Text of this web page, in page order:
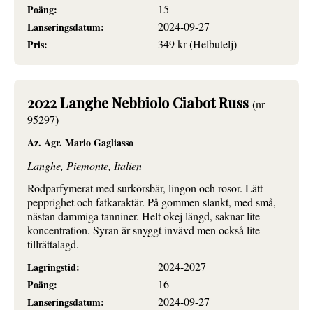
Poäng:
15
Lanseringsdatum:
2024-09-27
Pris:
349 kr (Helbutelj)
2022 Langhe Nebbiolo Ciabot Russ (nr
95297)
Az. Agr. Mario Gagliasso
Langhe, Piemonte, Italien
Rödparfymerat med surkörsbär, lingon och rosor. Lätt
pepprighet och fatkaraktär. På gommen slankt, med små,
nästan dammiga tanniner. Helt okej längd, saknar lite
koncentration. Syran är snyggt invävd men också lite
tillrättalagd.
Lagringstid:
2024-2027
Poäng:
16
Lanseringsdatum:
2024-09-27